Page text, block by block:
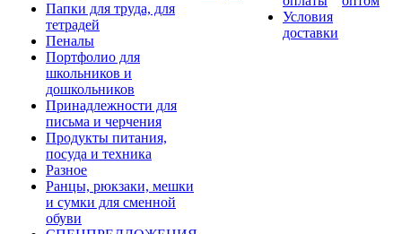
Папки для труда, для
тетрадей
Пеналы
Портфолио для
школьников и
дошкольников
Принадлежности для
письма и черчения
Продукты питания,
посуда и техника
Разное
Ранцы, рюкзаки, мешки
и сумки для сменной
обуви
Условия
доставки